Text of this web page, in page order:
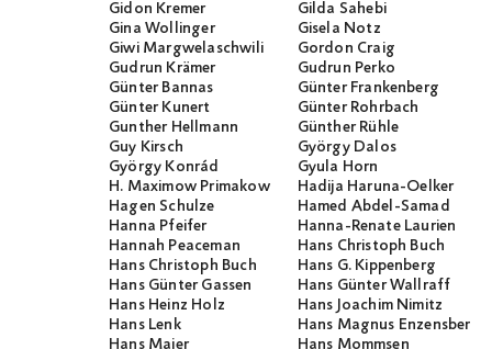
Gidon Kremer
Gilda Sahebi
Gina Wollinger
Gisela Notz
Giwi Margwelaschwili
Gordon Craig
Gudrun Krämer
Gudrun Perko
Günter Bannas
Günter Frankenberg
Günter Kunert
Günter Rohrbach
Gunther Hellmann
Günther Rühle
Guy Kirsch
György Dalos
György Konrád
Gyula Horn
H. Maximow Primakow
Hadija Haruna-Oelker
Hagen Schulze
Hamed Abdel-Samad
Hanna Pfeifer
Hanna-Renate Laurien
Hannah Peaceman
Hans Christoph Buch
Hans Christoph Buch
Hans G. Kippenberg
Hans Günter Gassen
Hans Günter Wallraff
Hans Heinz Holz
Hans Joachim Nimitz
Hans Lenk
Hans Magnus
Hans Maier
Hans Mommsen